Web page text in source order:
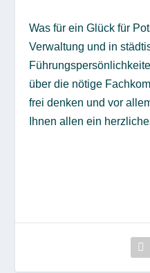
Was für ein Glück für
Verwaltung und in
über die nötige
frei denken und vor
Ihnen allen ein